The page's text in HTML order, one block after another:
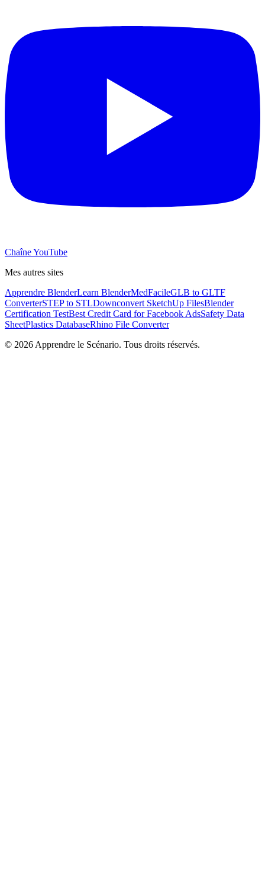
Chaîne YouTube
Mes autres sites
Apprendre BlenderLearn BlenderMedFacileGLB to GLTF
ConverterSTEP to STLDownconvert SketchUp FilesBlender
Certification TestBest Credit Card for Facebook AdsSafety Data
SheetPlastics DatabaseRhino File Converter
© 2026 Apprendre le Scénario. Tous droits réservés.